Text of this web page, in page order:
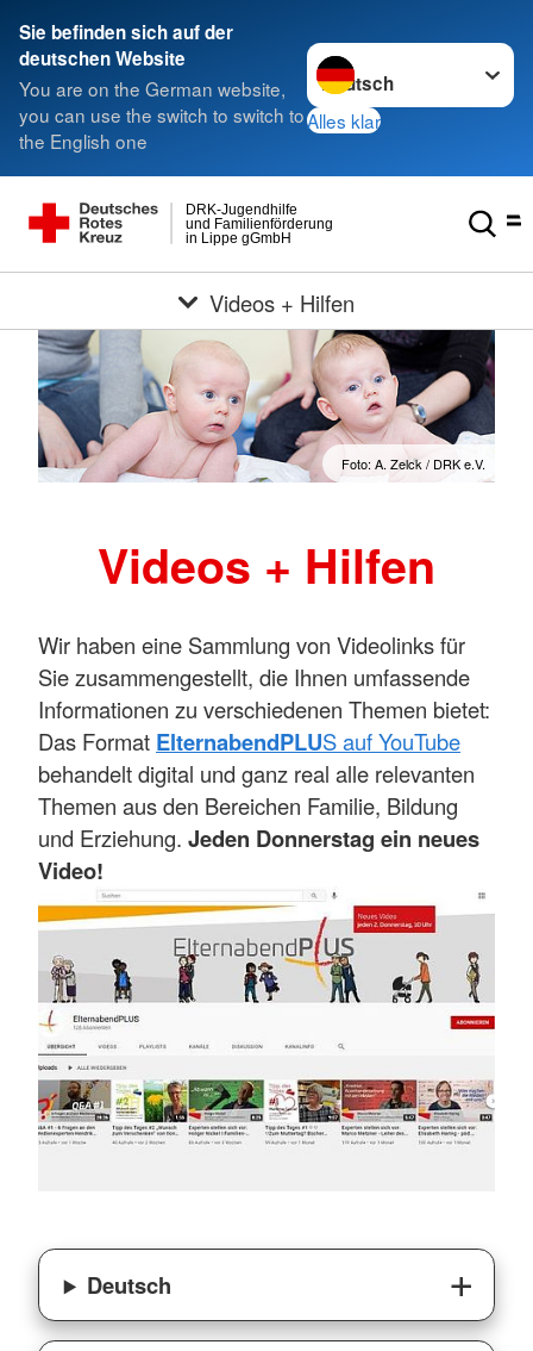
Sie befinden sich auf der
deutschen Website
You are on the German website,
you can use the switch to switch to
the English one
Sprache wechseln zu
Alles klar
in Lippe gGmbH
und Familienförderung
DRK-Jugendhilfe
Videos + Hilfen
Foto: A. Zelck / DRK e.V.
Videos + Hilfen
Wir haben eine Sammlung von Videolinks für
Sie zusammengestellt, die Ihnen umfassende
Informationen zu verschiedenen Themen bietet:
Das Format ElternabendPLUS auf YouTube
behandelt digital und ganz real alle relevanten
Themen aus den Bereichen Familie, Bildung
und Erziehung. Jeden Donnerstag ein neues
Video!
Deutsch